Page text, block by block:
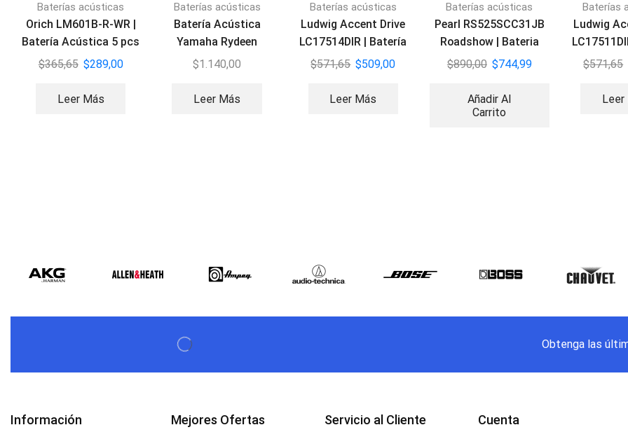
Baterías acústicas
Orich LM601B-R-WR |
Batería Acústica 5 pcs
$365,65 $289,00
Leer Más
Baterías acústicas
Batería Acústica
Yamaha Rydeen
RDP2F5 Black Glitter
$1.140,00
Leer Más
Baterías acústicas
Ludwig Accent Drive
LC17514DIR | Batería
Acústica 7 pcs
$571,65 $509,00
Leer Más
Baterías acústicas
Pearl RS525SCC31JB
Roadshow | Bateria
Acústica Jet Black
$890,00 $744,99
Añadir Al
Carrito
Baterías
Ludwig
$571,65
Leer
Obtenga las
Información Mejores Ofertas Servicio al Cliente Cuenta